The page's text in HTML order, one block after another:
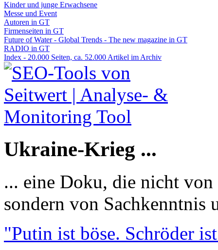
Kinder und junge Erwachsene
Messe und Event
Autoren in GT
Firmenseiten in GT
Future of Water - Global Trends - The new magazine in GT
RADIO in GT
Index - 20.000 Seiten, ca. 52.000 Artikel im Archiv
Ukraine-Krieg ...
... eine Doku, die nicht
sondern von Sachkenntnis
"Putin ist böse. Schröder